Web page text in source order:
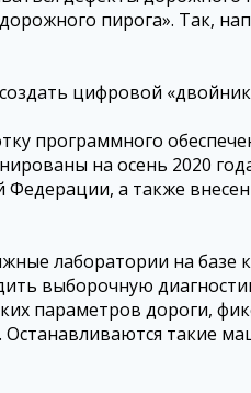
пирога». Так,
цифровой
программного
на осень 2020
Федерации, а также
лаборатории на базе
выборочную
параметров дороги,
такие